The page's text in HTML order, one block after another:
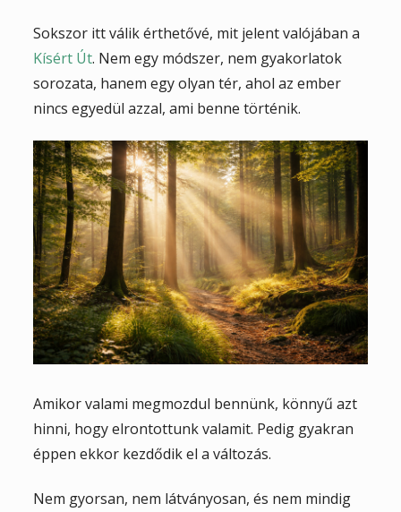
Sokszor itt válik érthetővé, mit jelent valójában a
Kísért Út. Nem egy módszer, nem gyakorlatok
sorozata, hanem egy olyan tér, ahol az ember
nincs egyedül azzal, ami benne történik.
Amikor valami megmozdul bennünk, könnyű azt
hinni, hogy elrontottunk valamit. Pedig gyakran
éppen ekkor kezdődik el a változás.
Nem gyorsan, nem látványosan, és nem mindig